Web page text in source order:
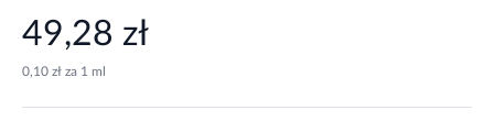
49,28 zł
0,10 zł za 1 ml